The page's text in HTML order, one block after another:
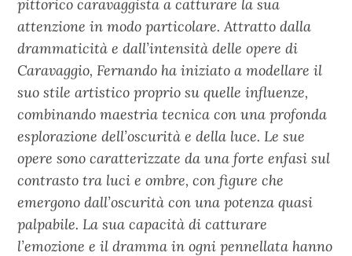
pittorico caravaggista a catturare la sua
attenzione in modo particolare. Attratto dalla
drammaticità e dall’intensità delle opere di
Caravaggio, Fernando ha iniziato a modellare il
suo stile artistico proprio su quelle influenze,
combinando maestria tecnica con una profonda
esplorazione dell’oscurità e della luce. Le sue
opere sono caratterizzate da una forte enfasi sul
contrasto tra luci e ombre, con figure che
emergono dall’oscurità con una potenza quasi
palpabile. La sua capacità di catturare
l’emozione e il dramma in ogni pennellata hanno